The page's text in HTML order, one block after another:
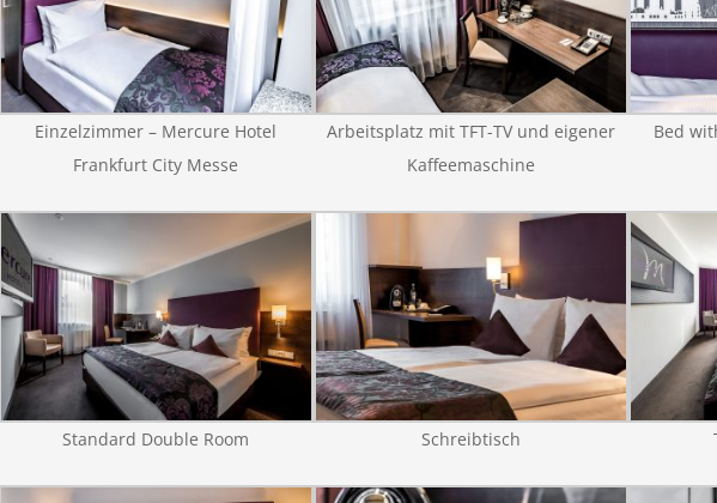
Einzelzimmer – Mercure Hotel
Frankfurt City Messe
Arbeitsplatz mit TFT-TV und eigener
Kaffeemaschine
Bed
Standard Double Room Schreibtisch